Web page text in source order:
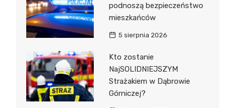
podnoszą bezpieczeństwo
mieszkańców
5 sierpnia 2026
Kto zostanie
NajSOLIDNIEJSZYM
Strażakiem w Dąbrowie
Górniczej?